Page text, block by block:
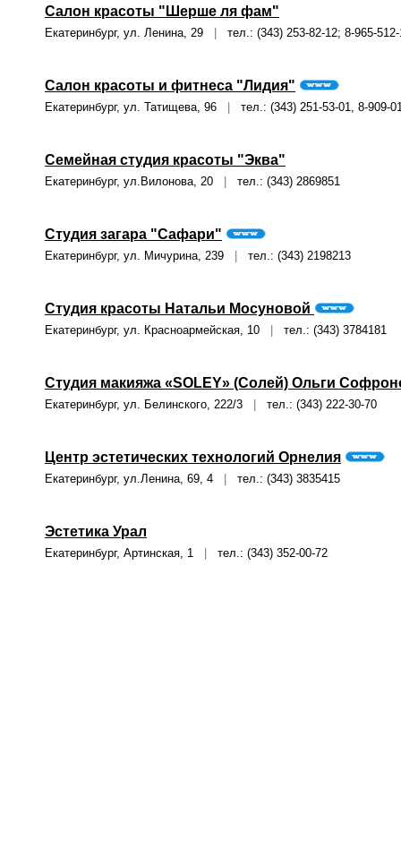
Салон красоты "Шерше ля фам"
Екатеринбург, ул. Ленина, 29 тел.: (343) 253-82-12; 8-965-512-
Салон красоты и фитнеса "Лидия"
Екатеринбург, ул. Татищева, 96 тел.: (343) 251-53-01, 8-909-
Семейная студия красоты "Эква"
Екатеринбург, ул.Вилонова, 20 тел.: (343) 2869851
Студия загара "Сафари"
Екатеринбург, ул. Мичурина, 239 тел.: (343) 2198213
Студия красоты Натальи Мосуновой
Екатеринбург, ул. Красноармейская, 10 тел.: (343) 3784181
Студия макияжа «SOLEY» (Солей) Ольги
Екатеринбург, ул. Белинского, 222/3 тел.: (343) 222-30-70
Центр эстетических технологий Орнелия
Екатеринбург, ул.Ленина, 69, 4 тел.: (343) 3835415
Эстетика Урал
Екатеринбург, Артинская, 1 тел.: (343) 352-00-72